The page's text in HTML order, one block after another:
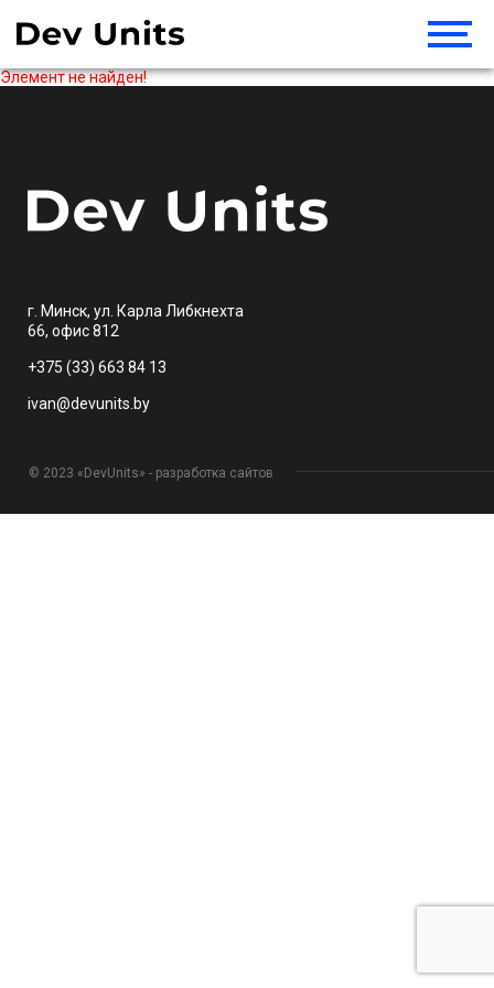
Элемент не найден!
г. Минск, ул. Карла Либкнехта
66, офис 812
+375 (33) 663 84 13
ivan@devunits.by
© 2023 «DevUnits» - разработка сайтов